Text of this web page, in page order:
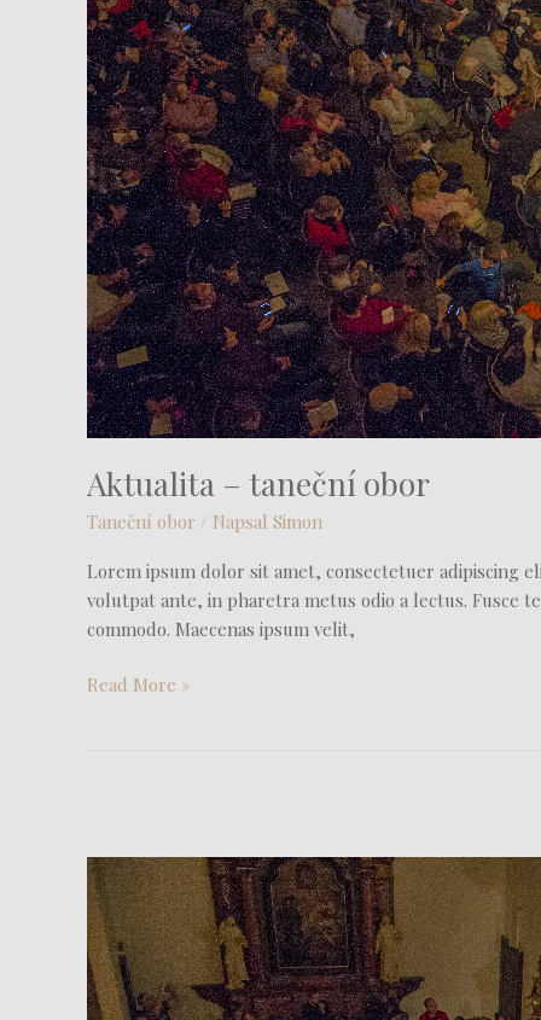
Aktualita – taneční obor
Taneční obor / Napsal Simon
Lorem ipsum dolor sit amet, consectetuer adipiscing
volutpat ante, in pharetra metus odio a lectus. Fusce
commodo. Maecenas ipsum velit,
Read More »
Aktualita
–
hudební
obor